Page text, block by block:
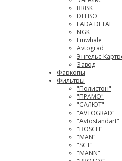
BRISK
DEHSO
LADA DETAL
NGK
Finwhale
Avtograd
Энгельс-
Завод
Фаркопы
Фильтры
"Полистон"
"ПРАМО"
"САЛЮТ"
"AVTOGRAD"
"Avtostandart"
"BOSCH"
"MAN"
"SCT"
"MANN"